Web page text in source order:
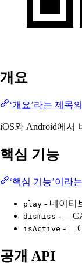
개요
‘개요’라는 제목
iOS와 Android에서
핵심 기능
‘핵심 기능’이라
play - 네이티
dismiss -
isActive -
공개 API